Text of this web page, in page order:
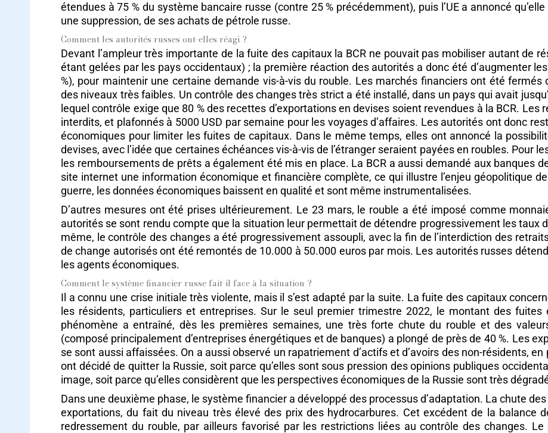
étendues à 75 % du système bancaire russe (contre 25 % précédemment), puis l’UE a annoncé
une suppression, de ses achats de pétrole russe.
Comment les autorités russes ont-elles réagi ?
Devant l’ampleur très importante de la fuite des capitaux la BCR ne pouvait pas mobiliser autant de
étant gelées par les pays occidentaux) ; la première réaction des autorités a donc été d’augmenter
%), pour maintenir une certaine demande vis-à-vis du rouble. Les marchés financiers ont été
des niveaux très faibles. Un contrôle des changes très strict a été installé, dans un pays qui avait
lequel contrôle exige que 80 % des recettes d’exportations en devises soient revendues à la BCR.
interdits, et plafonnés à 5000 USD par semaine pour les voyages d’affaires. Les autorités ont donc
économiques pour limiter les fuites de capitaux. Dans le même temps, elles ont annoncé la
devises, avec l’idée que certaines échéances vis-à-vis de l’étranger seraient payées en roubles. Pour
les remboursements de prêts a également été mis en place. La BCR a aussi demandé aux banques
site internet une information économique et financière complète, ce qui illustre l’enjeu géopolitique
guerre, les données économiques baissent en qualité et sont même instrumentalisées.
D’autres mesures ont été prises ultérieurement. Le 23 mars, le rouble a été imposé comme
autorités se sont rendu compte que la situation leur permettait de détendre progressivement les taux
même, le contrôle des changes a été progressivement assoupli, avec la fin de l’interdiction des
de change autorisés ont été remontés de 10.000 à 50.000 euros par mois. Les autorités russes
les agents économiques.
Comment le système financier russe fait-il face à la situation ?
Il a connu une crise initiale très violente, mais il s’est adapté par la suite. La fuite des capitaux
les résidents, particuliers et entreprises. Sur le seul premier trimestre 2022, le montant des
phénomène a entraîné, dès les premières semaines, une très forte chute du rouble et des
(composé principalement d’entreprises énergétiques et de banques) a plongé de près de 40 %. Les
se sont aussi affaissées. On a aussi observé un rapatriement d’actifs et d’avoirs des non-résidents,
ont décidé de quitter la Russie, soit parce qu’elles sont sous pression des opinions publiques
image, soit parce qu’elles considèrent que les perspectives économiques de la Russie sont très
Dans une deuxième phase, le système financier a développé des processus d’adaptation. La chute
exportations, du fait du niveau très élevé des prix des hydrocarbures. Cet excédent de la balance
redressement du rouble, par ailleurs favorisé par les restrictions liées au contrôle des changes.